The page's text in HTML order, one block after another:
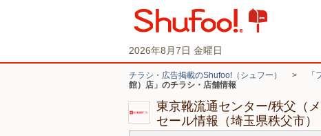
2026年8月7日 金曜日
チラシ・広告掲載のShufoo!（シュフー） >
館）店」のチラシ・店舗情報
東京靴流通センター/秩父（
セール情報（埼玉県秩父市）